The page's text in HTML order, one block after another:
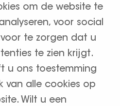
om de website te
voor social
te zorgen dat u
te zien krijgt.
u ons toestemming
van alle cookies op
Wilt u een